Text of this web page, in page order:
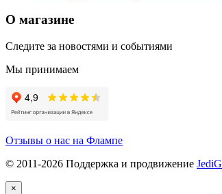
О магазине
Следите за новостями и событиями
Мы принимаем
Отзывы о нас на Флампе
© 2011-2026 Поддержка и продвижение JediG
×